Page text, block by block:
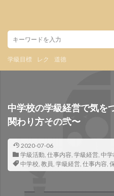
学級目標 レク 道徳
中学校の学級経営で気を
関わり方その弐〜
2020-07-06
学級活動, 仕事内容, 学級経営, 中学
中学校, 教員, 学級経営, 仕事内容,